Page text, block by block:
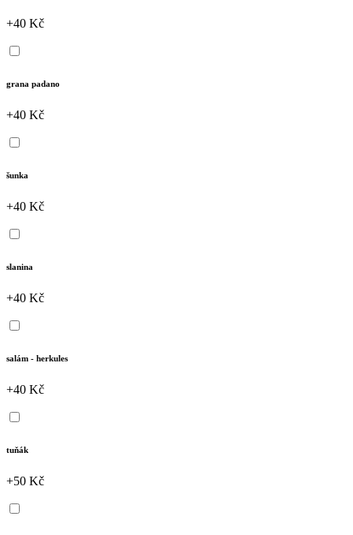
+40 Kč
grana padano
+40 Kč
šunka
+40 Kč
slanina
+40 Kč
salám - herkules
+40 Kč
tuňák
+50 Kč